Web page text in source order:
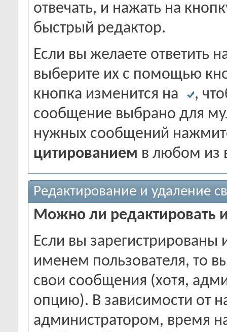
отвечать, и нажать на
быстрый редактор.
Если вы желаете ответить
выберите их с помощью
кнопка изменится на
,
сообщение выбрано для
нужных сообщений
цитированием в любом из
Редактирование и удаление
Можно ли редактировать
Если вы
именем пользователя, то
свои сообщения (хотя,
опцию). В зависимости от
администратором, время